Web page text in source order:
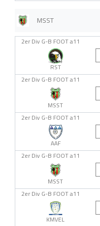
MSST
2er Div G-B FOOT a11
RST
2er Div G-B FOOT a11
MSST
2er Div G-B FOOT a11
AAF
2er Div G-B FOOT a11
MSST
2er Div G-B FOOT a11
KMVEL